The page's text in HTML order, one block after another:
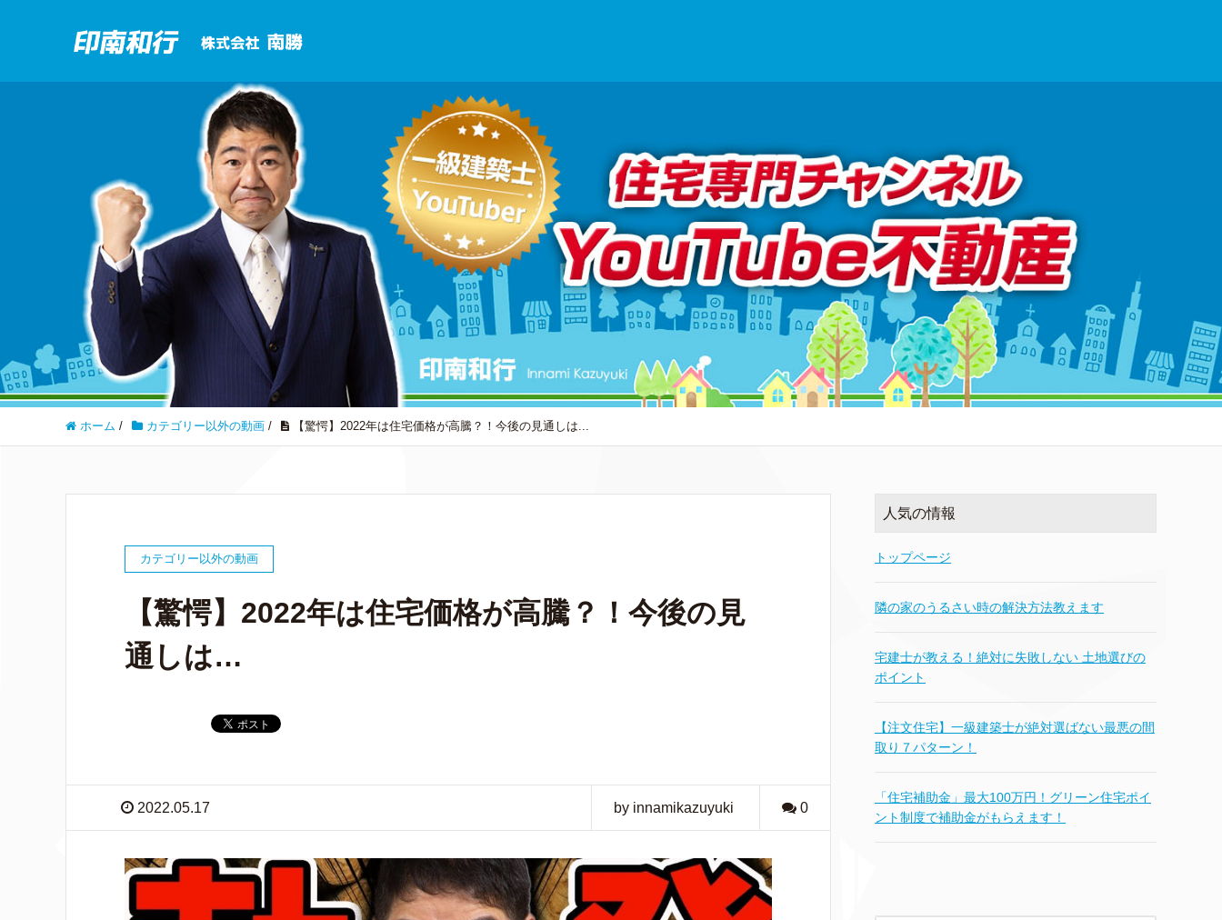
ホーム / カテゴリー以外の動画 / 【驚愕】2022年は住宅価格が高騰？！今後の見通しは...
カテゴリー以外の動画
【驚愕】2022年は住宅価格が高騰？！今後の見
通しは…
2022.05.17 by innamikazuyuki 0
人気の情報
トップページ
隣の家のうるさい時の解決方法教えます
宅建士が教える！絶対に失敗しない 土地選びの
ポイント
【注文住宅】一級建築士が絶対選ばない最悪の間
取り７パターン！
「住宅補助金」最大100万円！グリーン住宅ポイ
ント制度で補助金がもらえます！